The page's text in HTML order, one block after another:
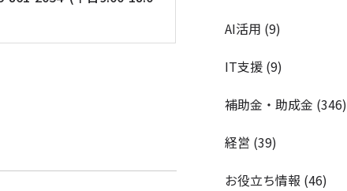
AI活用 (9)
IT支援 (9)
補助金・助成金 (346)
経営 (39)
お役立ち情報 (46)